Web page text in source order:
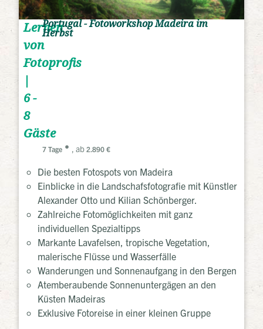
Lernen
von
Fotoprofis
|
6 -
8
Gäste
Portugal - Fotoworkshop Madeira im
Herbst
7 Tage , ab 2.890 €
Die besten Fotospots von Madeira
Einblicke in die Landschafsfotografie mit Künstler
Alexander Otto und Kilian Schönberger.
Zahlreiche Fotomöglichkeiten mit ganz
individuellen Spezialtipps
Markante Lavafelsen, tropische Vegetation,
malerische Flüsse und Wasserfälle
Wanderungen und Sonnenaufgang in den Bergen
Atemberaubende Sonnenuntergägen an den
Küsten Madeiras
Exklusive Fotoreise in einer kleinen Gruppe